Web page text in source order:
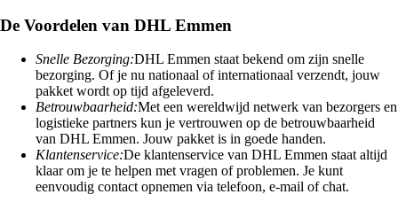
De Voordelen van DHL Emmen
Snelle Bezorging:DHL Emmen staat bekend om zijn snelle
bezorging. Of je nu nationaal of internationaal verzendt, jouw
pakket wordt op tijd afgeleverd.
Betrouwbaarheid:Met een wereldwijd netwerk van bezorgers en
logistieke partners kun je vertrouwen op de betrouwbaarheid
van DHL Emmen. Jouw pakket is in goede handen.
Klantenservice:De klantenservice van DHL Emmen staat altijd
klaar om je te helpen met vragen of problemen. Je kunt
eenvoudig contact opnemen via telefoon, e-mail of chat.